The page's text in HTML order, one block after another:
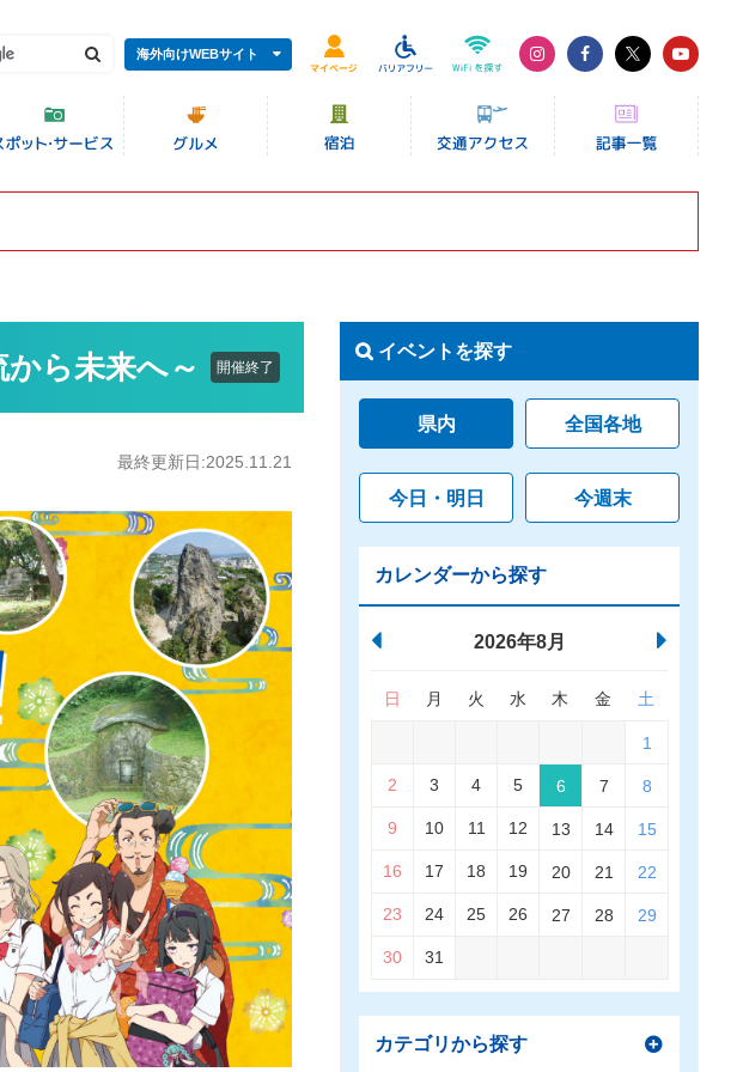
海外向けWEBサイト
ら未来へ～ 開催終了
最終更新日:2025.11.21
イベントを探す
県内 全国各地
今日・明日 今週末
カレンダーから探す
2026年8月
日 月 火 水 木 金 土
1
2 3 4 5 6 7 8
9 10 11 12 13 14 15
16 17 18 19 20 21 22
23 24 25 26 27 28 29
30 31
カテゴリから探す